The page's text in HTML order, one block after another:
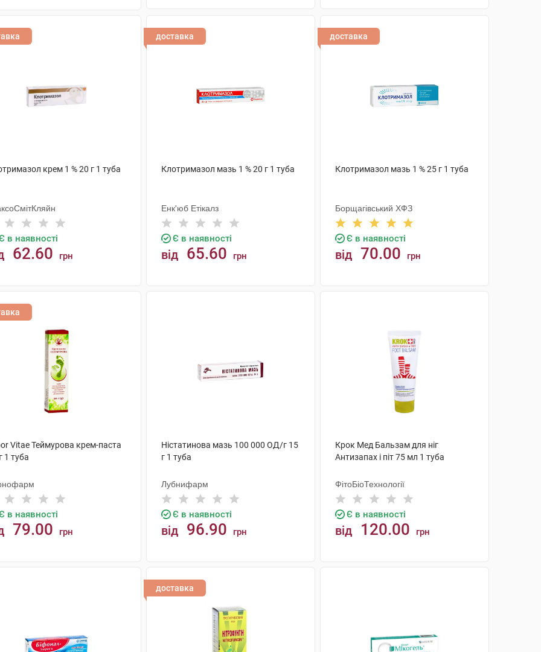
крем 1 % 20 г 1 туба
в наявності
62.60 грн
доставка
Клотримазол мазь 1 % 20 г 1 туба
Енк'юб Етікалз
Є в наявності
від 65.60 грн
доставка
Клотримазол мазь 1 % 25 г 1 туба
Борщагівський ХФЗ
Є в наявності
від 70.00 грн
Vitae Теймурова крем-паста
1 туба
в наявності
79.00 грн
Ністатинова мазь 100 000 ОД/г 15
г 1 туба
Лубнифарм
Є в наявності
від 96.90 грн
Крок Мед Бальзам для ніг
Антизапах і піт 75 мл 1 туба
ФітоБіоТехнології
Є в наявності
від 120.00 грн
доставка